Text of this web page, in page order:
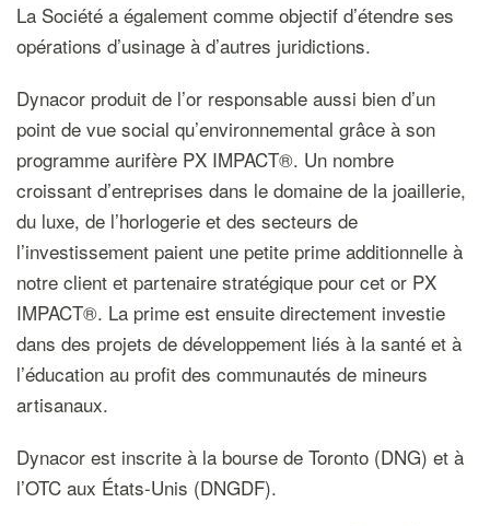
La Société a également comme objectif d’étendre ses
opérations d’usinage à d’autres juridictions.
Dynacor produit de l’or responsable aussi bien d’un
point de vue social qu’environnemental grâce à son
programme aurifère PX IMPACT®. Un nombre
croissant d’entreprises dans le domaine de la joaillerie,
du luxe, de l’horlogerie et des secteurs de
l’investissement paient une petite prime additionnelle à
notre client et partenaire stratégique pour cet or PX
IMPACT®. La prime est ensuite directement investie
dans des projets de développement liés à la santé et à
l’éducation au profit des communautés de mineurs
artisanaux.
Dynacor est inscrite à la bourse de Toronto (DNG) et à
l’OTC aux États-Unis (DNGDF).